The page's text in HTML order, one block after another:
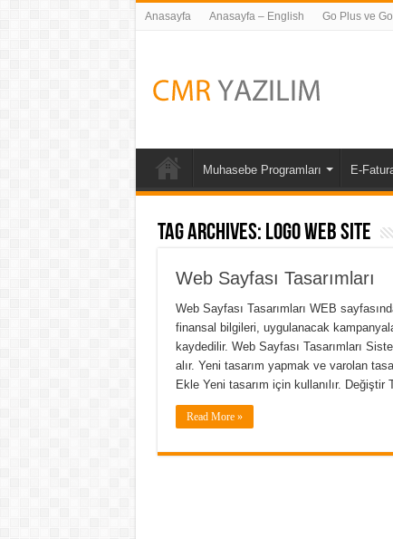
Anasayfa Anasayfa – English Go Plus ve
Muhasebe Programları E-
Tag Archives: Logo Web Site
Web Sayfası Tasarımları
Web Sayfası Tasarımları WEB
finansal bilgileri, uygulanacak
kaydedilir. Web Sayfası Tasarımları
alır. Yeni tasarım yapmak ve varolan
Ekle Yeni tasarım için kullanılır.
Read More »